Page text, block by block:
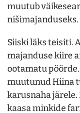
muutub
nišimajanduseks.
Siiski läks teisiti.
majanduse kiire
ootamatu
muutunud Hiina
karusnaha
kaasa minkide